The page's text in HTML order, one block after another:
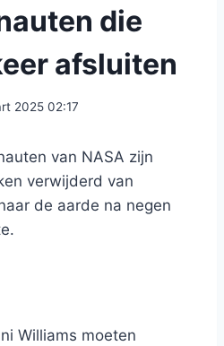
die
afsluiten
2025 02:17
van NASA zijn
verwijderd van
de aarde na negen
Williams moeten